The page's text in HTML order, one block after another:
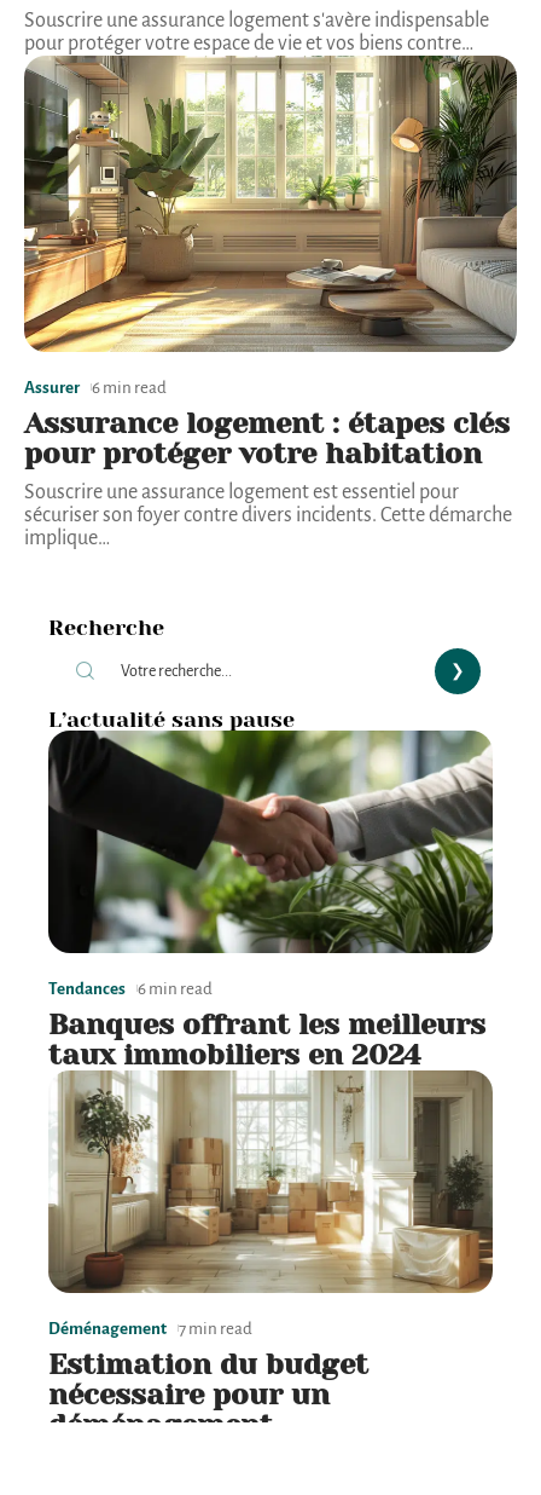
Souscrire une assurance logement s'avère indispensable
pour protéger votre espace de vie et vos biens contre…
Assurer 6 min read
Assurance logement : étapes clés
pour protéger votre habitation
Souscrire une assurance logement est essentiel pour
sécuriser son foyer contre divers incidents. Cette démarche
implique…
Recherche
L’actualité sans pause
Tendances 6 min read
Banques offrant les meilleurs
taux immobiliers en 2024
Déménagement 7 min read
Estimation du budget
nécessaire pour un
déménagement